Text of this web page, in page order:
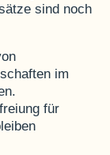
sind noch
im
für